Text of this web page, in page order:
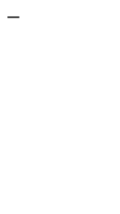
－